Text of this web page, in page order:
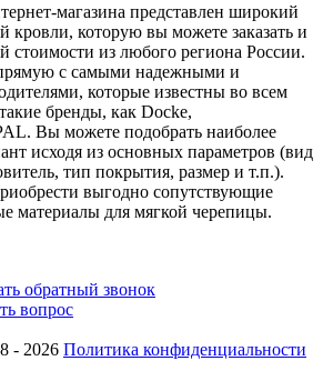
магазина представлен широкий
кровли, которую вы можете заказать и
стоимости из любого региона России.
с самыми надежными и
которые известны во всем
бренды, как Docke,
Вы можете подобрать наиболее
исходя из основных параметров (вид
тип покрытия, размер и т.п.).
выгодно сопутствующие
материалы для мягкой черепицы.
обратный звонок
вопрос
- 2026 Политика конфиденциальности